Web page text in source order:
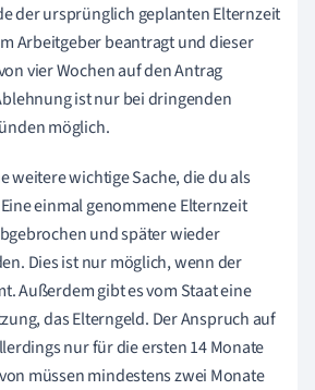
der ursprünglich geplanten Elternzeit
Arbeitgeber beantragt und dieser
vier Wochen auf den Antrag
ist nur bei dringenden
möglich.
weitere wichtige Sache, die du als
einmal genommene Elternzeit
und später wieder
Dies ist nur möglich, wenn der
Außerdem gibt es vom Staat eine
das Elterngeld. Der Anspruch auf
nur für die ersten 14 Monate
müssen mindestens zwei Monate